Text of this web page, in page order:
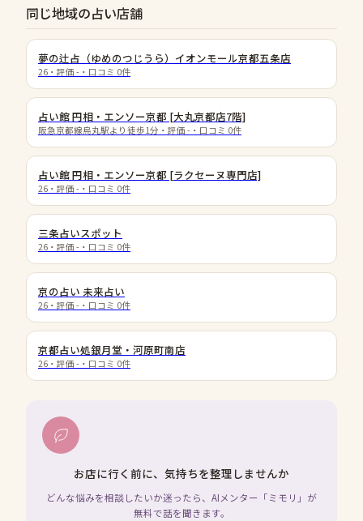
同じ地域の占い店舗
夢の辻占（ゆめのつじうら）イオンモール京都五条店
26 ・評価 - ・口コミ 0件
占い館 円相・エンソー京都 [大丸京都店7階]
阪急京都線烏丸駅より徒歩1分 ・評価 - ・口コミ 0件
占い館 円相・エンソー京都 [ラクセーヌ専門店]
26 ・評価 - ・口コミ 0件
三条占いスポット
26 ・評価 - ・口コミ 0件
京の占い 未来占い
26 ・評価 - ・口コミ 0件
京都占い処銀月堂・河原町南店
26 ・評価 - ・口コミ 0件
お店に行く前に、気持ちを整理しませんか
どんな悩みを相談したいか迷ったら、AIメンター「ミモリ」が
無料で話を聞きます。